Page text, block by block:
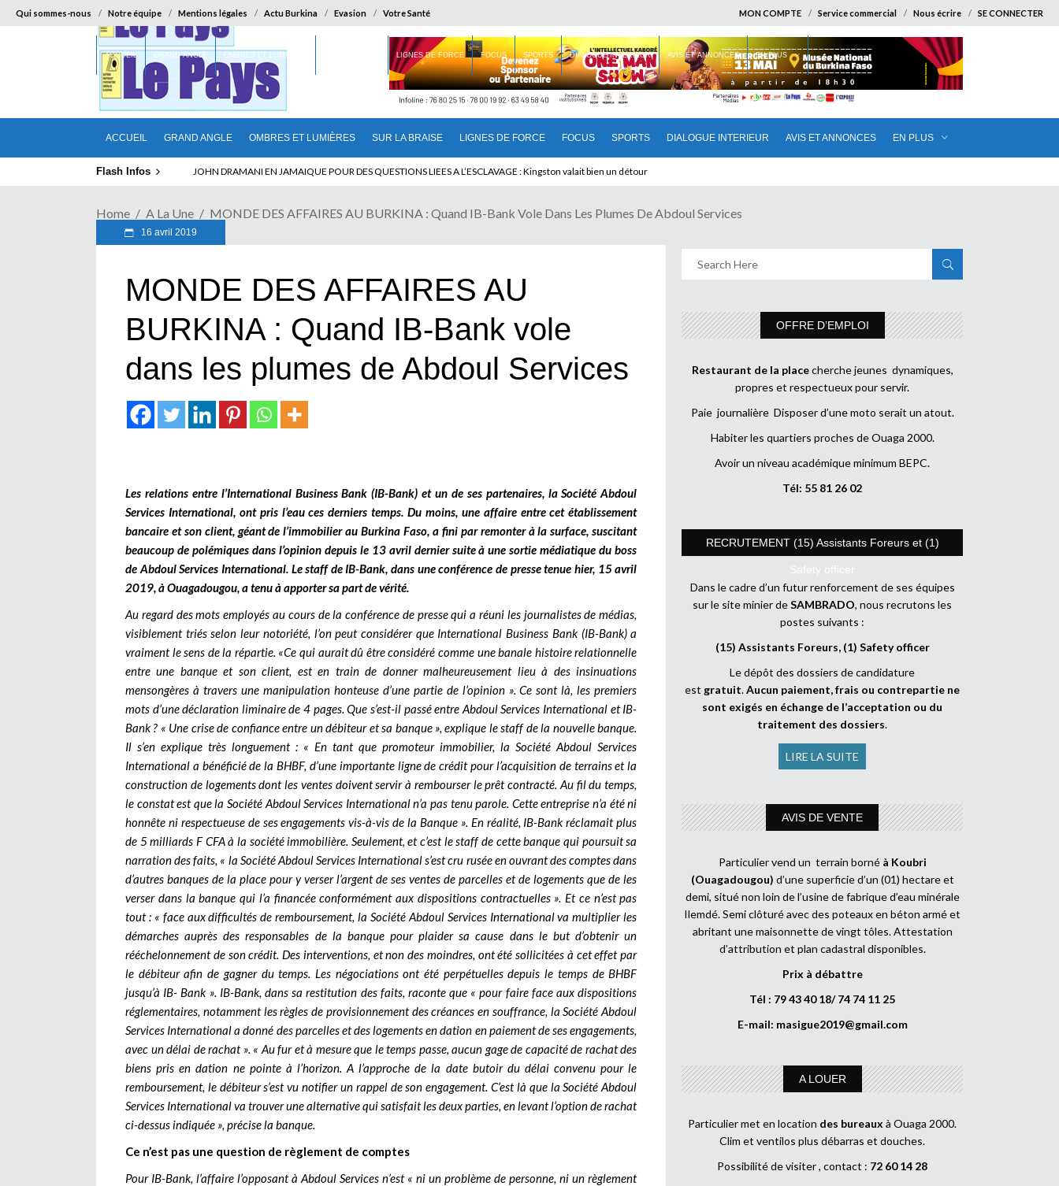
Qui sommes-nous Notre équipe Mentions légales Actu Burkina Evasion Votre Santé MON COMPTE Service commercial Nous écrire SE CONNECTER
ACCUEIL GRAND ANGLE OMBRES ET LUMIÈRES SUR LA BRAISE LIGNES DE FORCE FOCUS SPORTS DIALOGUE INTERIEUR AVIS ET ANNONCES EN PLUS
ACCUEIL GRAND ANGLE OMBRES ET LUMIÈRES LIGNES DE FORCE FOCUS SPORTS DIALOGUE INTERIEUR AVIS ET ANNONCES EN PLUS
Flash Infos JOHN DRAMANI EN JAMAIQUE POUR DES QUESTIONS LIEES A L’ESCLAVAGE : Kingston valait bien un détour
ELECTION DE TALON A LA TETE DU SENAT BENINOIS : Quand Patrice quitte le pouvoir sans partir !
Home A La Une MONDE DES AFFAIRES AU BURKINA : Quand IB-Bank Vole Dans Les Plumes De Abdoul Services
16 avril 2019
MONDE DES AFFAIRES AU
BURKINA : Quand IB-Bank vole
dans les plumes de Abdoul Services
Les relations entre l’International Business Bank (IB-Bank) et un de ses partenaires, la Société Abdoul
Services International, ont pris l’eau ces derniers temps. Du moins, une affaire entre cet établissement
bancaire et son client, géant de l’immobilier au Burkina Faso, a fini par remonter à la surface, suscitant
beaucoup de polémiques dans l’opinion depuis le 13 avril dernier suite à une sortie médiatique du boss
de Abdoul Services International. Le staff de IB-Bank, dans une conférence de presse tenue hier, 15 avril
2019, à Ouagadougou, a tenu à apporter sa part de vérité.
Au regard des mots employés au cours de la conférence de presse qui a réuni les journalistes de médias,
visiblement triés selon leur notoriété, l’on peut considérer que International Business Bank (IB-Bank) a
vraiment le sens de la répartie. «Ce qui aurait dû être considéré comme une banale histoire relationnelle
entre une banque et son client, est en train de donner malheureusement lieu à des insinuations
mensongères à travers une manipulation honteuse d’une partie de l’opinion ». Ce sont là, les premiers
mots d’une déclaration liminaire de 4 pages. Que s’est-il passé entre Abdoul Services International et IB-
Bank ? « Une crise de confiance entre un débiteur et sa banque », explique le staff de la nouvelle banque.
Il s’en explique très longuement : « En tant que promoteur immobilier, la Société Abdoul Services
International a bénéficié de la BHBF, d’une importante ligne de crédit pour l’acquisition de terrains et la
construction de logements dont les ventes doivent servir à rembourser le prêt contracté. Au fil du temps,
le constat est que la Société Abdoul Services International n’a pas tenu parole. Cette entreprise n’a été ni
honnête ni respectueuse de ses engagements vis-à-vis de la Banque ». En réalité, IB-Bank réclamait plus
de 5 milliards F CFA à la société immobilière. Seulement, et c’est le staff de cette banque qui poursuit sa
narration des faits, « la Société Abdoul Services International s’est cru rusée en ouvrant des comptes dans
d’autres banques de la place pour y verser l’argent de ses ventes de parcelles et de logements que de les
verser dans la banque qui l’a financée conformément aux dispositions contractuelles ». Et ce n’est pas
tout : « face aux difficultés de remboursement, la Société Abdoul Services International va multiplier les
démarches auprès des responsables de la banque pour plaider sa cause dans le but d’obtenir un
rééchelonnement de son crédit. Des interventions, et non des moindres, ont été sollicitées à cet effet par
le débiteur afin de gagner du temps. Les négociations ont été perpétuelles depuis le temps de BHBF
jusqu’à IB- Bank ». IB-Bank, dans sa restitution des faits, raconte que « pour faire face aux dispositions
réglementaires, notamment les règles de provisionnement des créances en souffrance, la Société Abdoul
Services International a donné des parcelles et des logements en dation en paiement de ses engagements,
avec un délai de rachat ». « Au fur et à mesure que le temps passe, aucun gage de capacité de rachat des
biens pris en dation ne pointe à l’horizon. A l’approche de la date butoir du délai convenu pour le
remboursement, le débiteur s’est vu notifier un rappel de son engagement. C’est là que la Société Abdoul
Services International va trouver une alternative qui satisfait les deux parties, en levant l’option de rachat
ci-dessus indiquée », précise la banque.
Ce n’est pas une question de règlement de comptes
Pour IB-Bank, l’affaire l’opposant à Abdoul Services n’est « ni un problème de personne, ni un règlement
OFFRE D’EMPLOI
Restaurant de la placecherche jeunes dynamiques,
propres et respectueux pour servir.
Paie journalière Disposer d’une moto serait un atout.
Habiter les quartiers proches de Ouaga 2000.
Avoir un niveau académique minimum BEPC.
Tél: 55 81 26 02
RECRUTEMENT (15) Assistants Foreurs et (1)
Safety officer
Dans le cadre d’un futur renforcement de ses équipes
sur le site minier deSAMBRADO, nous recrutons les
postes suivants :
(15) Assistants Foreurs, (1) Safety officer
Le dépôt des dossiers de candidature
est gratuit.Aucun paiement, frais ou contrepartie ne
sont exigés en échange de l’acceptation ou du
traitement des dossiers.
LIRE LA SUITE
AVIS DE VENTE
Particulier vend un terrain borné à Koubri
(Ouagadougou) d’une superficie d’un (01) hectare et
demi, situé non loin de l’usine de fabrique d’eau minérale
Ilemdé. Semi clôturé avec des poteaux en béton armé et
abritant une maisonnette de vingt tôles. Attestation
d’attribution et plan cadastral disponibles.
Prix à débattre
Tél : 79 43 40 18/ 74 74 11 25
E-mail: masigue2019@gmail.com
A LOUER
Particulier met en location des bureaux à Ouaga 2000.
Clim et ventilos plus débarras et douches.
Possibilité de visiter , contact : 72 60 14 28